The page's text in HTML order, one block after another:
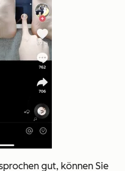
gut, können Sie